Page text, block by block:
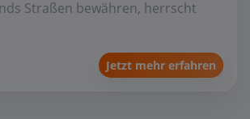
Straßen bewähren, herrscht
Jetzt mehr erfahren